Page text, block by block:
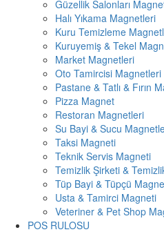
Güzellik Salonları
Halı Yıkama Magnetleri
Kuru Temizleme
Kuruyemiş & Tekel
Market Magnetleri
Oto Tamircisi Magnetleri
Pastane & Tatlı & Fırın
Pizza Magnet
Restoran Magnetleri
Su Bayi & Sucu
Taksi Magneti
Teknik Servis Magneti
Temizlik Şirketi &
Tüp Bayi & Tüpçü
Usta & Tamirci Magneti
Veteriner & Pet Shop
POS RULOSU